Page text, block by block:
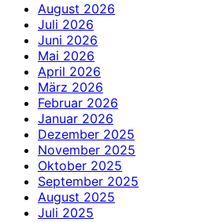
August 2026
Juli 2026
Juni 2026
Mai 2026
April 2026
März 2026
Februar 2026
Januar 2026
Dezember 2025
November 2025
Oktober 2025
September 2025
August 2025
Juli 2025